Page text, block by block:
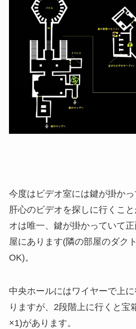
今度はビデオ室には鍵が掛かっ
肝心のビデオを探しに行くこ
オは唯一、鍵が掛かっていて
屋にあります(隣の部屋のダク
OK)。
中央ホールにはワイヤーで上
りますが、2段階上に行くと宝
×1)があります。